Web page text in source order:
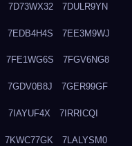
7D73WX32 7DULR9YN
7EDB4H4S 7EE3M9WJ
7FE1WG6S 7FGV6NG8
7GDV0B8J 7GER99GF
7IAYUF4X 7IRRICQI
7KWC77GK 7LALYSM0